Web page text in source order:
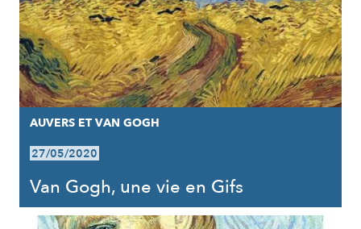
AUVERS ET VAN GOGH
27/05/2020
Van Gogh, une vie en Gifs